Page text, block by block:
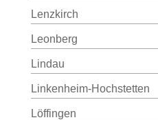
Lenzkirch
Leonberg
Lindau
Linkenheim-Hochstetten
Löffingen